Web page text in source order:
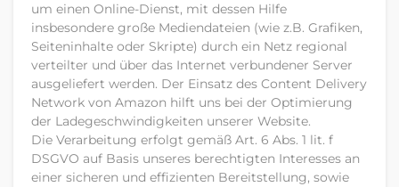
um einen Online-Dienst, mit dessen Hilfe
insbesondere große Mediendateien (wie z.B. Grafiken,
Seiteninhalte oder Skripte) durch ein Netz regional
verteilter und über das Internet verbundener Server
ausgeliefert werden. Der Einsatz des Content Delivery
Network von Amazon hilft uns bei der Optimierung
der Ladegeschwindigkeiten unserer Website.
Die Verarbeitung erfolgt gemäß Art. 6 Abs. 1 lit. f
DSGVO auf Basis unseres berechtigten Interesses an
einer sicheren und effizienten Bereitstellung, sowie